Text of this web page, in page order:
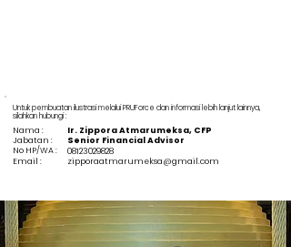
Untuk pembuatan ilustrasi melalui PRUForce dan informasi lebih lanjut lainnya,
silahkan hubungi :
Nama :
Ir. Zippora Atmarumeksa, CFP
Jabatan :
Senior Financial Advisor
No HP/WA :
08123029828
Email :
zipporaatmarumeksa@gmail.com